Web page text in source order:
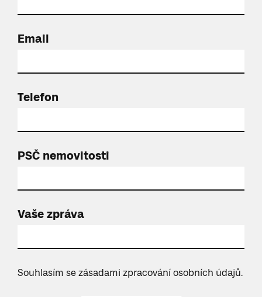
Email
Telefon
PSČ nemovitosti
Vaše zpráva
Souhlasím se zásadami zpracování osobních údajů.